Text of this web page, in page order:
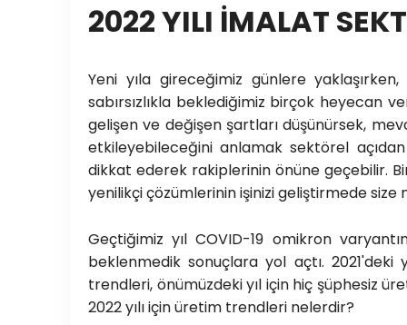
2022 YILI İMALAT
Yeni yıla gireceğimiz günlere
sabırsızlıkla beklediğimiz birçok heyecan
gelişen ve değişen şartları düşünürsek,
etkileyebileceğini anlamak sektörel
dikkat ederek rakiplerinin önüne geçebilir.
yenilikçi çözümlerinin işinizi geliştirmede size
Geçtiğimiz yıl COVID-19 omikron
beklenmedik sonuçlara yol açtı. 2021'deki
trendleri, önümüzdeki yıl için hiç şüphesiz
2022 yılı için üretim trendleri nelerdir?